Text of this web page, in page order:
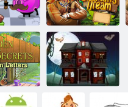
veidi,
Shamans sapnis